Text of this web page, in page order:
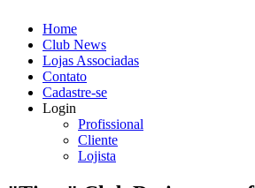
Home
Club News
Lojas Associadas
Contato
Cadastre-se
Login
Profissional
Cliente
Lojista